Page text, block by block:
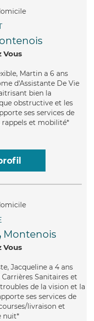
Vous
Martin a 6 ans
d'Assistante De Vie
bien la
obstructive et les
ses services de
rappels et mobilité*
Montenois
Vous
Jacqueline a 4 ans
Sanitaires et
de la vision et la
ses services de
livraison et
nuit*